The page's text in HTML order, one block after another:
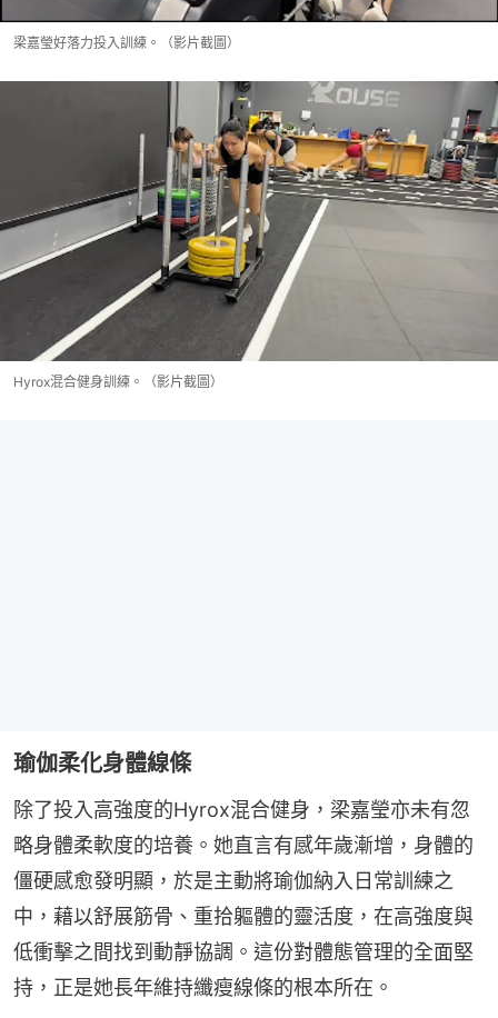
梁嘉瑩好落力投入訓練。（影片截圖）
Hyrox混合健身訓練。（影片截圖）
瑜伽柔化身體線條
除了投入高強度的Hyrox混合健身，梁嘉瑩亦未有忽
略身體柔軟度的培養。她直言有感年歲漸增，身體的
僵硬感愈發明顯，於是主動將瑜伽納入日常訓練之
中，藉以舒展筋骨、重拾軀體的靈活度，在高強度與
低衝擊之間找到動靜協調。這份對體態管理的全面堅
持，正是她長年維持纖瘦線條的根本所在。